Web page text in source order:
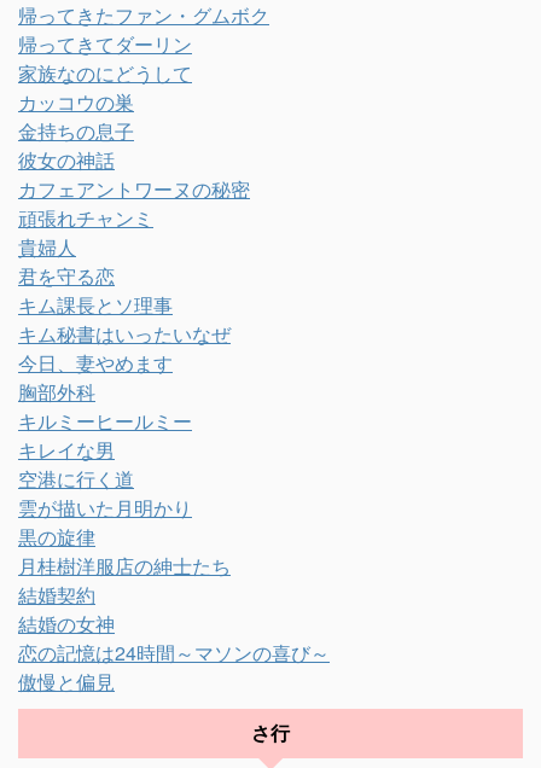
帰ってきたファン・グムボク
帰ってきてダーリン
家族なのにどうして
カッコウの巣
金持ちの息子
彼女の神話
カフェアントワーヌの秘密
頑張れチャンミ
貴婦人
君を守る恋
キム課長とソ理事
キム秘書はいったいなぜ
今日、妻やめます
胸部外科
キルミーヒールミー
キレイな男
空港に行く道
雲が描いた月明かり
黒の旋律
月桂樹洋服店の紳士たち
結婚契約
結婚の女神
恋の記憶は24時間～マソンの喜び～
傲慢と偏見
さ行